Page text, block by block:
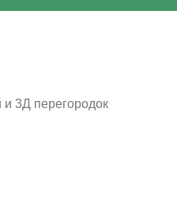
3Д перегородок